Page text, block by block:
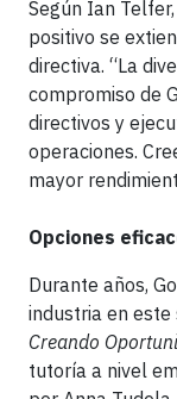
Según Ian
positivo se
directiva. “La
compromiso de
directivos y
operaciones.
mayor
Opciones
Durante años,
industria en
Creando
tutoría a nivel